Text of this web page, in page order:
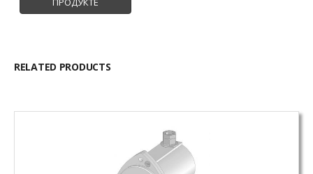
RELATED PRODUCTS